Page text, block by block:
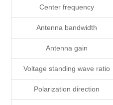
Center frequency
Antenna bandwidth
Antenna gain
Voltage standing wave ratio
Polarization direction